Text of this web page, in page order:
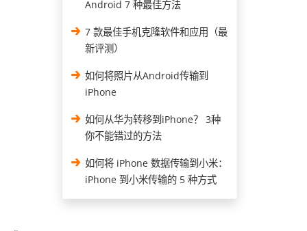
Android 7 种最佳方法
7 款最佳手机克隆软件和应用（最
新评测）
如何将照片从Android传输到
iPhone
如何从华为转移到iPhone？ 3种
你不能错过的方法
如何将 iPhone 数据传输到小米：
iPhone 到小米传输的 5 种方式